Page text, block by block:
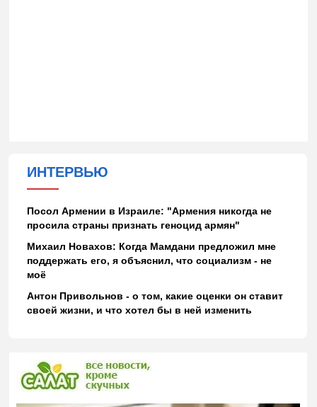
ИНТЕРВЬЮ
Посол Армении в Израиле: "Армения никогда не
просила страны признать геноцид армян"
Михаил Новахов: Когда Мамдани предложил мне
поддержать его, я объяснил, что социализм - не
моё
Антон Привольнов - о том, какие оценки он ставит
своей жизни, и что хотел бы в ней изменить